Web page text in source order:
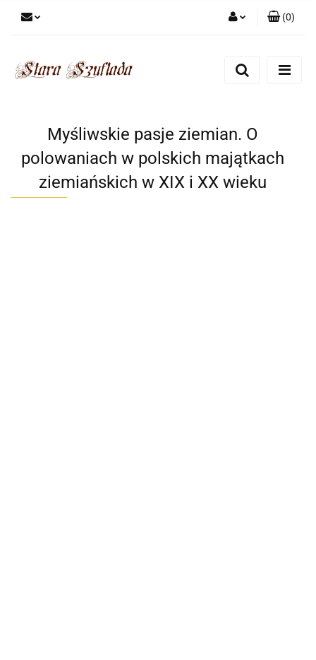
Zarejestruj się
(0)
Myśliwskie pasje ziemian. O
polowaniach w polskich majątkach
ziemiańskich w XIX i XX wieku